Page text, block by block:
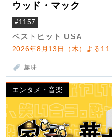
ウッド・マック
#1157
ベストヒット USA
2026年8月13日（木）よる
趣味
エンタメ・音楽